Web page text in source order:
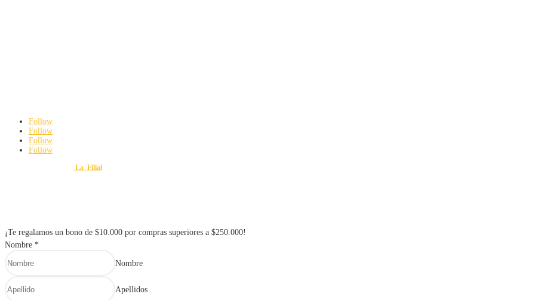
Follow
Follow
Follow
Follow
La_Filial
¡Te regalamos un bono de $10.000 por compras superiores a $250.000!
Nombre *
Nombre
Apellidos